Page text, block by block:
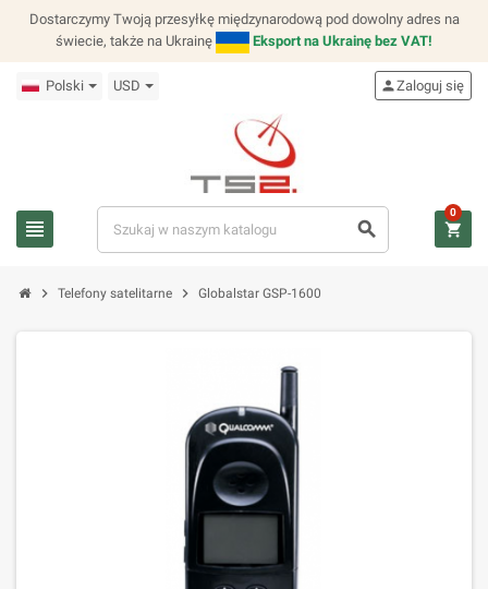
Dostarczymy Twoją przesyłkę międzynarodową pod dowolny adres na
świecie, także na Ukrainę
Eksport na Ukrainę bez VAT!
Polski USD
view_headline search
personZaloguj się
shopping_cart
0
chevron_right Telefony satelitarne chevron_right Globalstar GSP-1600